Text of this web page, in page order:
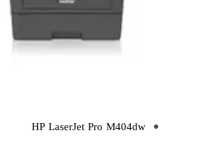
HP LaserJet Pro M404dw